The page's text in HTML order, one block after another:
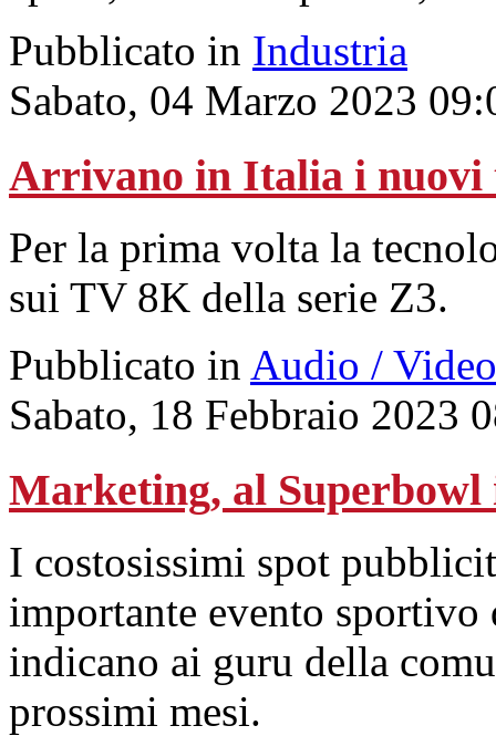
Pubblicato in Industria
Sabato, 04 Marzo 2023
Arrivano in Italia i
Per la prima volta la
sui TV 8K della serie Z3.
Pubblicato in Audio / Video
Sabato, 18 Febbraio 2023
Marketing, al Superbowl
I costosissimi spot
importante evento
indicano ai guru della
prossimi mesi.